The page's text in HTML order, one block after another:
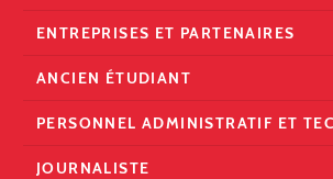
ENTREPRISES ET PARTENAIRES
ANCIEN ÉTUDIANT
PERSONNEL ADMINISTRATIF ET
JOURNALISTE